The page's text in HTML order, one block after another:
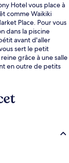
Hotel vous place à
comme Waikiki
Place. Pour vous
dans la piscine
avant d'aller
sert le petit
grâce à une salle
en outre de petits
sèche-linge.